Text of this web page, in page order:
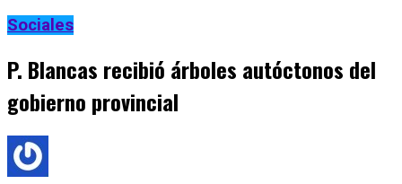
Sociales
P. Blancas recibió árboles autóctonos del
gobierno provincial